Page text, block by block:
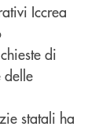
Iccrea
di
delle
statali ha